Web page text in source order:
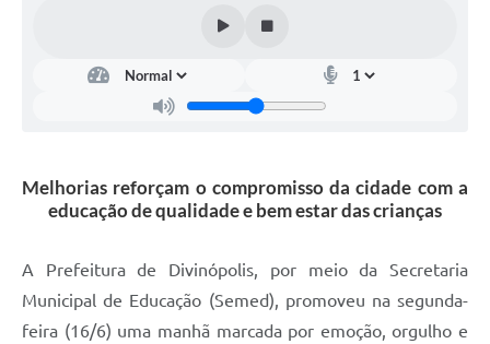
Melhorias reforçam o compromisso da cidade com a
educação de qualidade e bem estar das crianças
A Prefeitura de Divinópolis, por meio da Secretaria
Municipal de Educação (Semed), promoveu na segunda-
feira (16/6) uma manhã marcada por emoção, orgulho e